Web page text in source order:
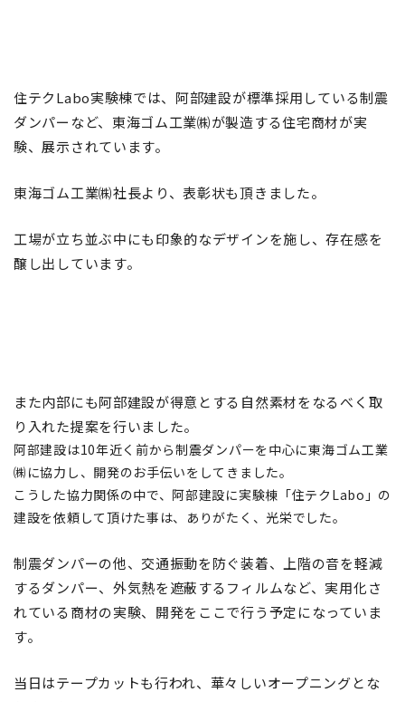
住テクLabo実験棟では、阿部建設が標準採用している制震
ダンパーなど、東海ゴム工業㈱が製造する住宅商材が実
験、展示されています。
東海ゴム工業㈱社長より、表彰状も頂きました。
工場が立ち並ぶ中にも印象的なデザインを施し、存在感を
醸し出しています。
また内部にも阿部建設が得意とする自然素材をなるべく取
り入れた提案を行いました。
阿部建設は10年近く前から制震ダンパーを中心に東海ゴム工業
㈱に協力し、開発のお手伝いをしてきました。
こうした協力関係の中で、阿部建設に実験棟「住テクLabo」の
建設を依頼して頂けた事は、ありがたく、光栄でした。
制震ダンパーの他、交通振動を防ぐ装着、上階の音を軽減
するダンパー、外気熱を遮蔽するフィルムなど、実用化さ
れている商材の実験、開発をここで行う予定になっていま
す。
当日はテープカットも行われ、華々しいオープニングとな